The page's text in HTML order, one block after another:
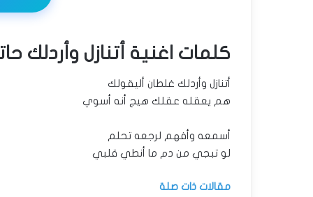
كلمات اغنية أتنازل وأردلك
أتنازل وأردلك غلطان أليقولك
هم يعقله عقلك هيج أنه أسوي
أسمعه وأفهم لرجعه تحلم
لو تبجي من دم ما أنطي قلبي
مقالات ذات صلة